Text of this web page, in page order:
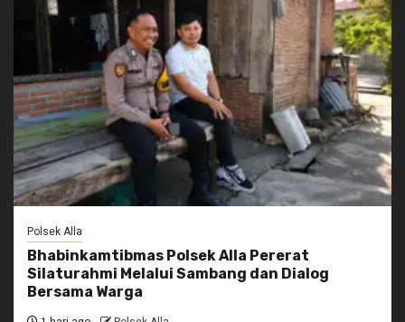
Polsek Alla
Bhabinkamtibmas Polsek Alla Pererat
Silaturahmi Melalui Sambang dan Dialog
Bersama Warga